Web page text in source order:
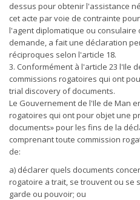
dessus pour obtenir l'assistance
cet acte par voie de contrainte
l'agent diplomatique ou consulaire
demande, a fait une déclaration
réciproques selon l'article 18.
3. Conformément à l'article 23 l'Ile
commissions rogatoires qui ont
trial discovery of documents.
Le Gouvernement de l'Ile de Man
rogatoires qui ont pour objet une
documents» pour les fins de la
comprenant toute commission
de:
a) déclarer quels documents
rogatoire a trait, se trouvent ou se
garde ou pouvoir; ou